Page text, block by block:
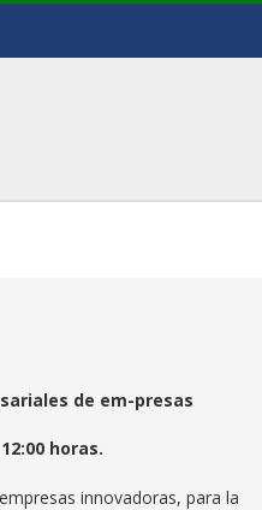
de em-presas
horas.
innovadoras, para la